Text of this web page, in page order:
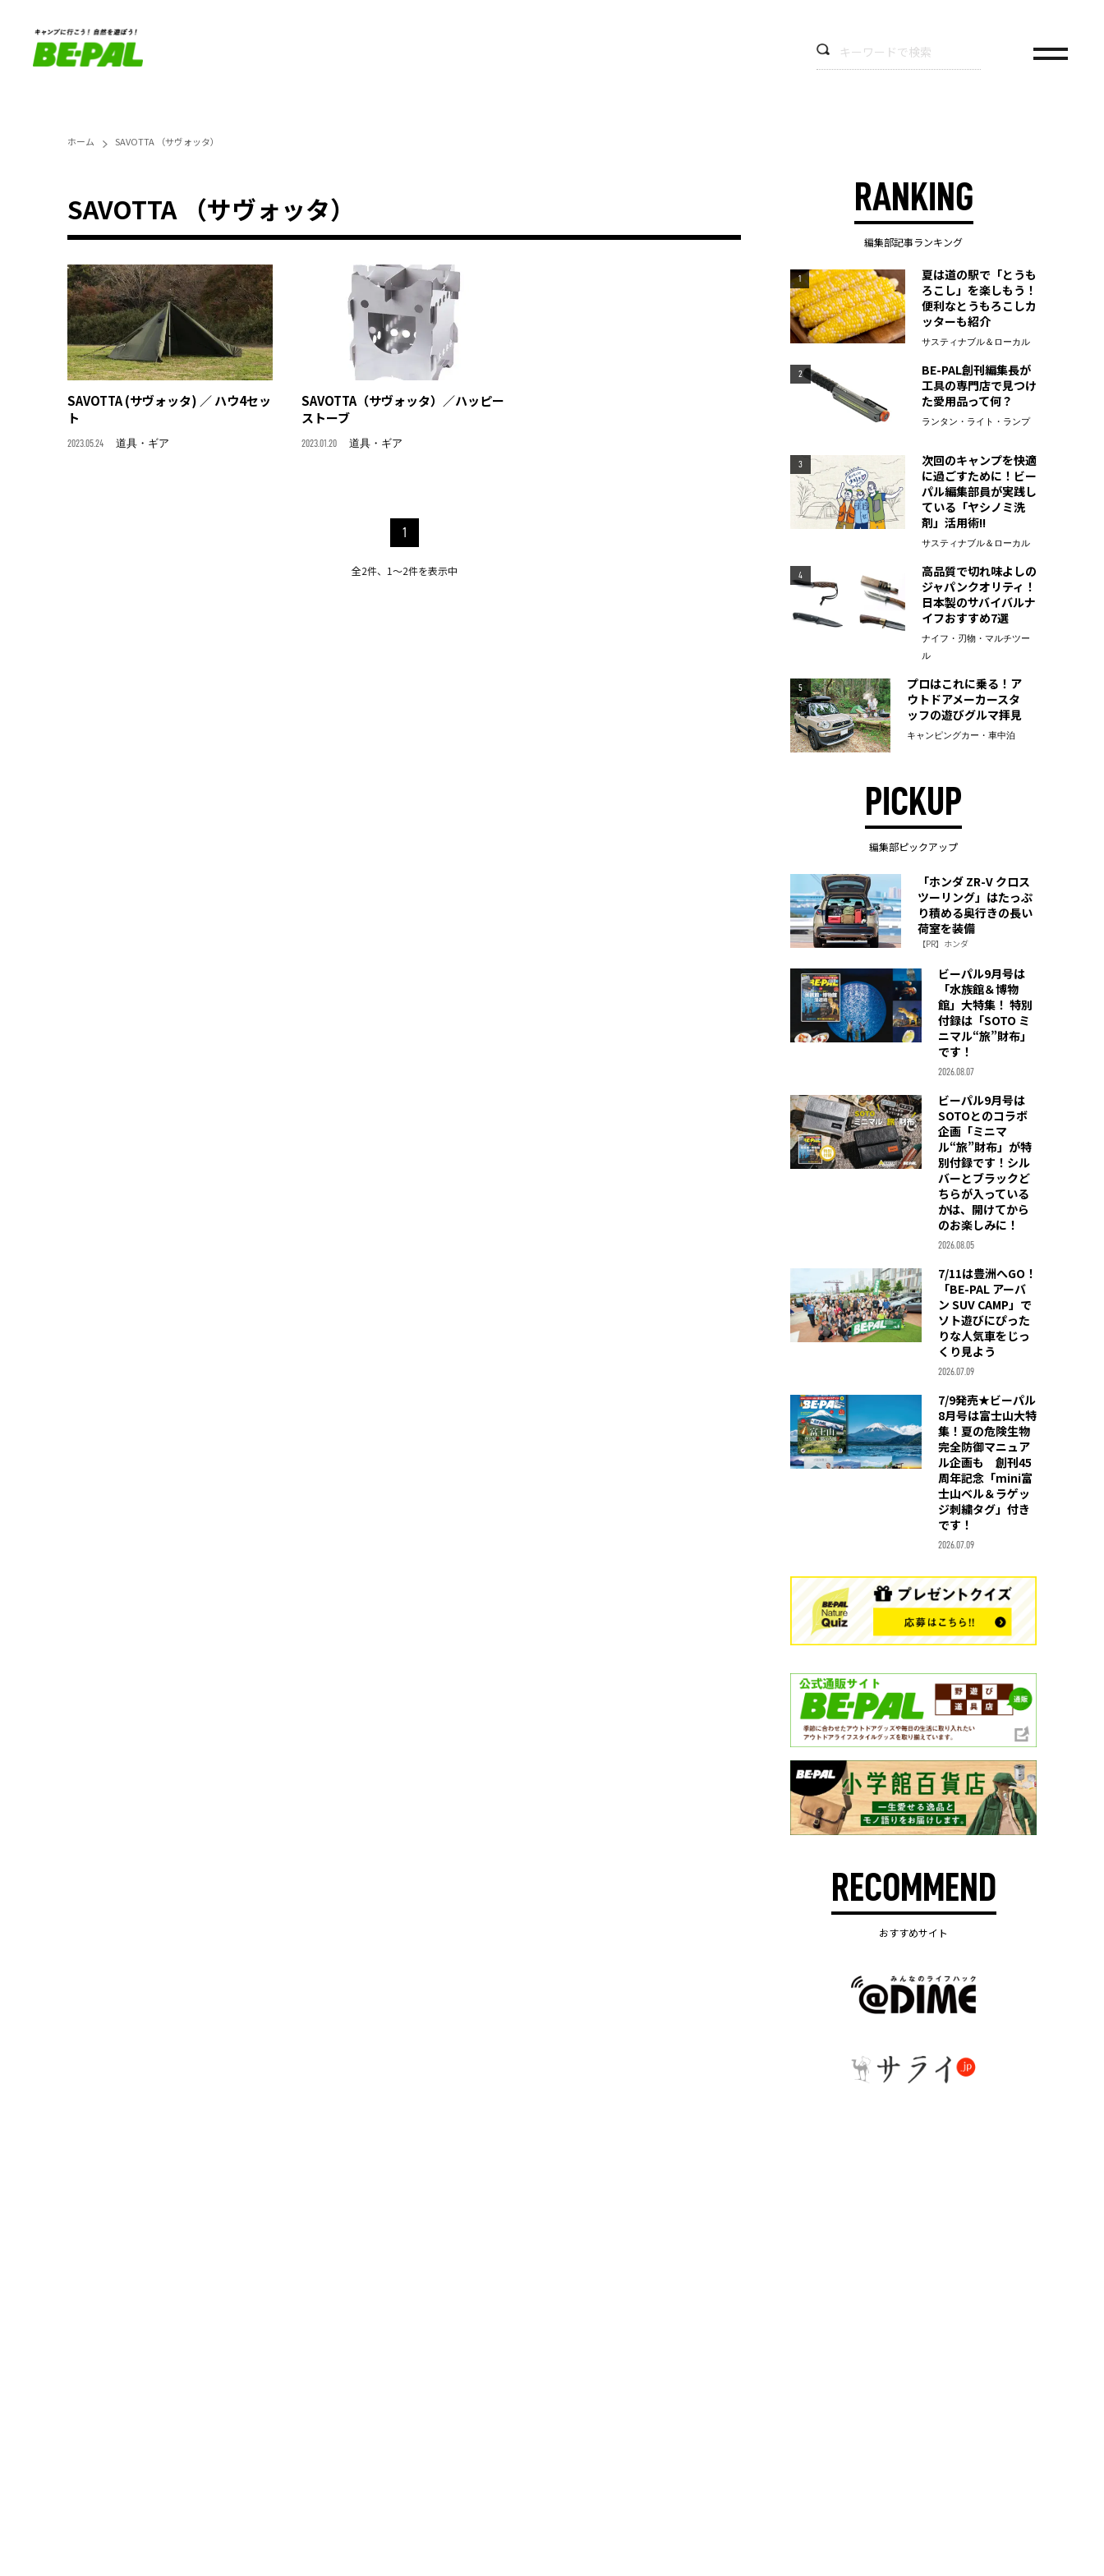
ホーム SAVOTTA （サヴォッタ）
SAVOTTA （サヴォッタ）
SAVOTTA (サヴォッタ) ／ ハウ4セッ
ト
2023.05.24 道具・ギア
SAVOTTA（サヴォッタ）／ハッピー
ストーブ
2023.01.20 道具・ギア
1
全2件、1〜2件を表示中
RANKING
編集部記事ランキング
1
夏は道の駅で「とうも
ろこし」を楽しもう！
便利なとうもろこしカ
ッターも紹介
サスティナブル＆ローカル
2
BE-PAL創刊編集長が
工具の専門店で見つけ
た愛用品って何？
ランタン・ライト・ランプ
3
次回のキャンプを快適
に過ごすために！ビー
パル編集部員が実践し
ている「ヤシノミ洗
剤」活用術!!
サスティナブル＆ローカル
4
高品質で切れ味よしの
ジャパンクオリティ！
日本製のサバイバルナ
イフおすすめ7選
ナイフ・刃物・マルチツー
ル
5
プロはこれに乗る！ア
ウトドアメーカースタ
ッフの遊びグルマ拝見
キャンピングカー・車中泊
PICKUP
編集部ピックアップ
「ホンダ ZR-V クロス
ツーリング」はたっぷ
り積める奥行きの長い
荷室を装備
【PR】ホンダ
ビーパル9月号は
「水族館＆博物
館」大特集！ 特別
付録は「SOTO ミ
ニマル“旅”財布」
です！
2026.08.07
ビーパル9月号は
SOTOとのコラボ
企画「ミニマ
ル“旅”財布」が特
別付録です！シル
バーとブラックど
ちらが入っている
かは、開けてから
のお楽しみに！
2026.08.05
7/11は豊洲へGO！
「BE-PAL アーバ
ン SUV CAMP」で
ソト遊びにぴった
りな人気車をじっ
くり見よう
2026.07.09
7/9発売★ビーパル
8月号は富士山大特
集！夏の危険生物
完全防御マニュア
ル企画も 創刊45
周年記念「mini富
士山ベル＆ラゲッ
ジ刺繍タグ」付き
です！
2026.07.09
RECOMMEND
おすすめサイト